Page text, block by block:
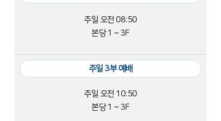
주일 오전 08:50
본당 1 ~ 3F
주일 3부 예배
주일 오전 10:50
본당 1 ~ 3F